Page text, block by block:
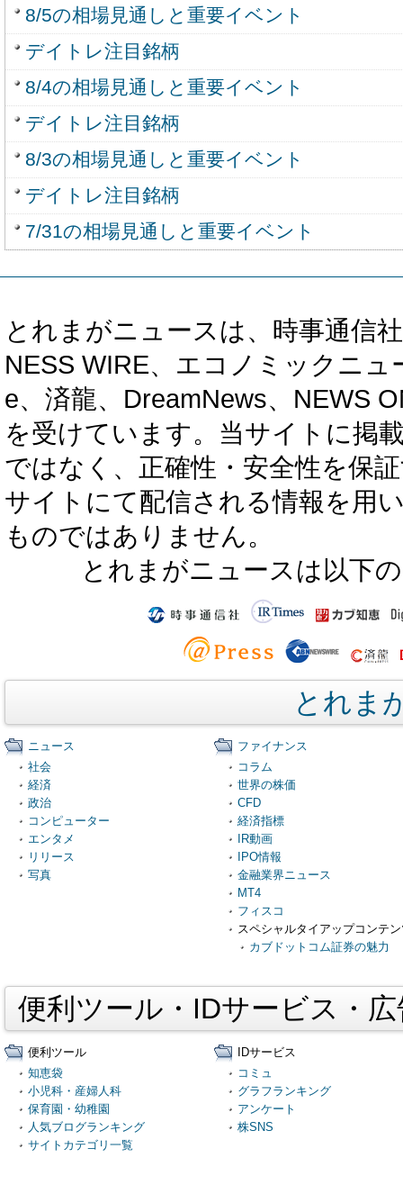
8/5の相場見通しと重要イベント
デイトレ注目銘柄
8/4の相場見通しと重要イベント
デイトレ注目銘柄
8/3の相場見通しと重要イベント
デイトレ注目銘柄
7/31の相場見通しと重要イベント
とれまがニュースは、時事通信
NESS WIRE、エコノミックニ
e、済龍、DreamNews、NEWS
を受けています。当サイトに掲
ではなく、正確性・安全性を保
サイトにて配信される情報を用
ものではありません。
とれまがニュースは以下
とれま
ニュース
社会
経済
政治
コンピューター
エンタメ
リリース
写真
ファイナンス
コラム
世界の株価
CFD
経済指標
IR動画
IPO情報
金融業界ニュース
MT4
フィスコ
スペシャルタイアップコンテ
カブドットコム証券の魅力
便利ツール・IDサービス・
便利ツール
知恵袋
小児科・産婦人科
保育園・幼稚園
人気ブログランキング
サイトカテゴリ一覧
IDサービス
コミュ
グラフランキング
アンケート
株SNS